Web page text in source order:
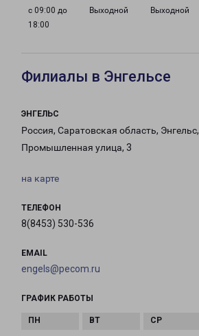
с 09:00 до
18:00
Выходной Выходной
Филиалы в Энгельсе
ЭНГЕЛЬС
Россия, Саратовская область, Энгельс,
Промышленная улица, 3
на карте
ТЕЛЕФОН
8(8453) 530-536
EMAIL
engels@pecom.ru
ГРАФИК РАБОТЫ